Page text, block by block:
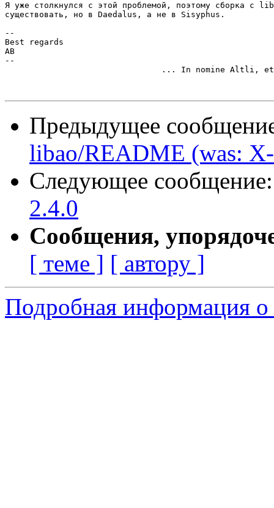
Я уже столкнулся с этой проблемой, поэтому сборка с
существовать, но в Daedalus, а не в Sisyphus.
--
Best regards
AB
--
Предыдущее
libao/README (was:
Следующее
2.4.0
Сообщения,
[ теме ] [ автору ]
Подробная информация о